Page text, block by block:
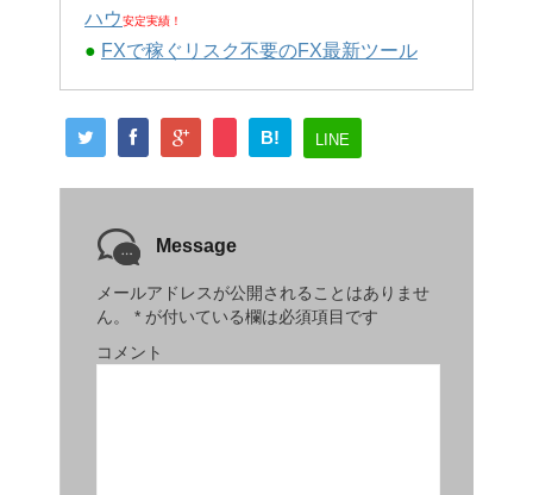
ハウ安定実績！
● FXで稼ぐリスク不要のFX最新ツール
B! LINE
Message
メールアドレスが公開されることはありませ
ん。
* が付いている欄は必須項目です
コメント